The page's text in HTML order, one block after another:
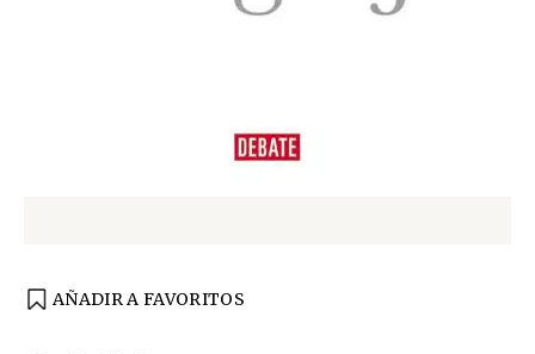
AÑADIR A FAVORITOS